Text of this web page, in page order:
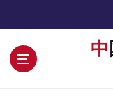
中国39健康热线